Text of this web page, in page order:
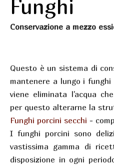
Funghi
Conservazione a mezzo
Questo è un sistema di
mantenere a lungo i
viene eliminata l'acqua
per questo alterarne la
Funghi porcini secchi -
I funghi porcini sono
vastissima gamma di
disposizione in ogni